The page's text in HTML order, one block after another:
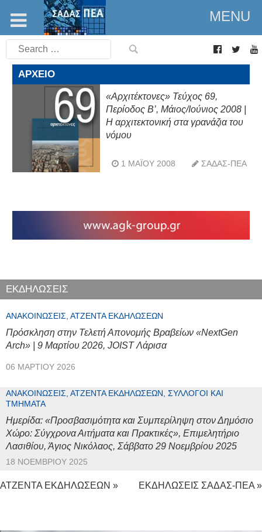
MENU
Search
for:
ΑΡΧΕΊΟ
«Αρχιτέκτονες» Τεύχος 69,
Περίοδος Β’, Μάιος/Ιούνιος 2008 |
Η αρχιτεκτονική στα γρανάζια του
νόμου
1 ΜΑΪ́ΟΥ 2008 ΣΑΔΑΣ-ΠΕΑ
ΕΚΔΗΛΩΣΕΙΣ
ΑΝΑΚΟΙΝΏΣΕΙΣ, ΑΤΖΈΝΤΑ ΕΚΔΗΛΏΣΕΩΝ
Πρόσκληση στην Τελετή Απονομής Βραβείων «NextGen
Arch» | 9 Μαρτίου 2026, JOIST Λάρισα
06 ΜΑΡΤΊΟΥ 2026
ΑΝΑΚΟΙΝΏΣΕΙΣ, ΑΤΖΈΝΤΑ ΕΚΔΗΛΏΣΕΩΝ, ΣΎΛΛΟΓΟΙ ΚΑΙ
ΤΜΉΜΑΤΑ
Ημερίδα: «Προσβασιμότητα και Συμπερίληψη στον Δημόσιο
Χώρο: Σύγχρονα Αιτήματα και Πρακτικές», Επιμελητήριο
Λασιθίου, Άγιος Νικόλαος, Σάββατο 29 Νοεμβρίου 2025
18 ΝΟΕΜΒΡΊΟΥ 2025
ΑΤΖΕΝΤΑ ΕΚΔΗΛΩΣΕΩΝ » ΕΚΔΗΛΩΣΕΙΣ ΣΑΔΑΣ-ΠΕΑ »